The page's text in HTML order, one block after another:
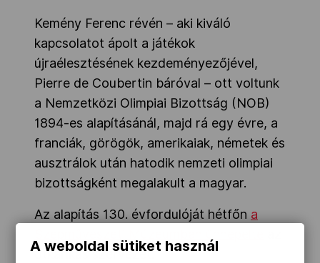
Kemény Ferenc révén – aki kiváló
kapcsolatot ápolt a játékok
újraélesztésének kezdeményezőjével,
Pierre de Coubertin báróval – ott voltunk
a Nemzetközi Olimpiai Bizottság (NOB)
1894-es alapításánál, majd rá egy évre, a
franciák, görögök, amerikaiak, németek és
ausztrálok után hatodik nemzeti olimpiai
bizottságként megalakult a magyar.
Az alapítás 130. évfordulóját hétfőn a
ötkarikás szervezet.
A weboldal sütiket használ